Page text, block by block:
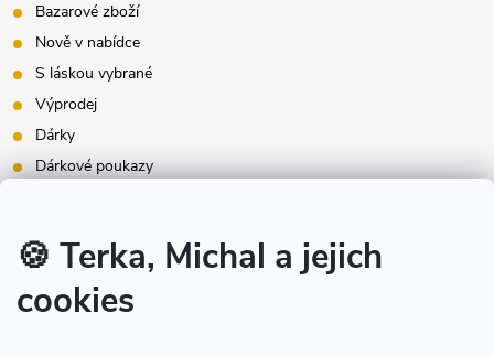
🍪 Terka, Michal a jejich
cookies
Bazarové zboží
Nově v nabídce
S láskou vybrané
Výprodej
Dárky
Dárkové poukazy
Instagram